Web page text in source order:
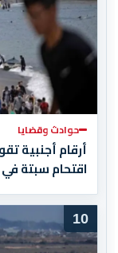
حوادث وقضايا
أرقام أجنبية
اقتحام سبتة في 15 غشت
10